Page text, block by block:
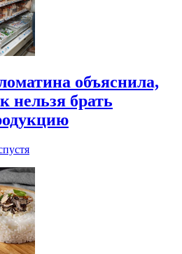
объяснила,
нельзя брать